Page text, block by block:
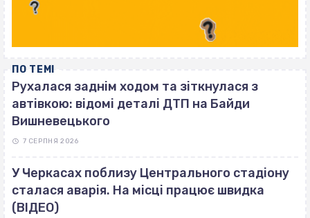
ПО ТЕМІ
Рухалася заднім ходом та зіткнулася з
автівкою: відомі деталі ДТП на Байди
Вишневецького
7 СЕРПНЯ 2026
У Черкасах поблизу Центрального стадіону
сталася аварія. На місці працює швидка
(ВІДЕО)